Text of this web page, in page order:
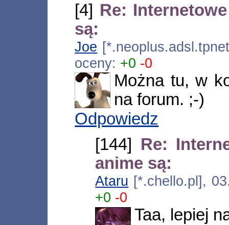
[4] Re:
są:
Joe
oceny: +0 -0
Można tu, w
na forum. ;-)
Odpowiedz
[144] Re:
anime są:
Ataru [*.chello.pl],
+0 -0
Taa, lepiej